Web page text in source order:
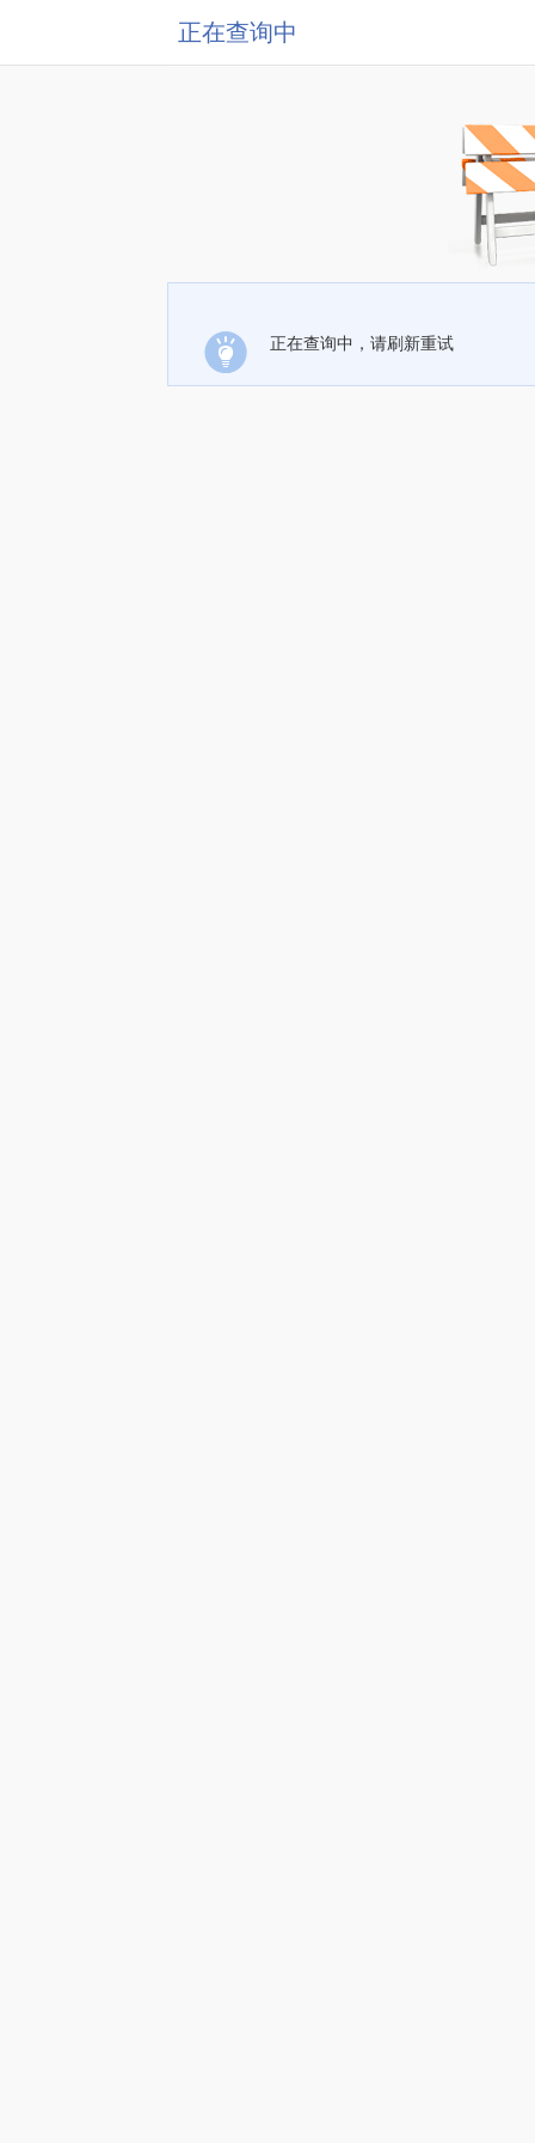
正在查询中
正在查询中，请刷新重试